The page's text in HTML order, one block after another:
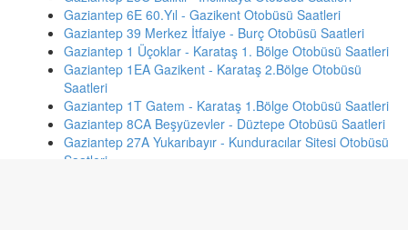
Gaziantep 6E 60.Yıl - Gazikent Otobüsü Saatleri
Gaziantep 39 Merkez İtfaiye - Burç Otobüsü Saatleri
Gaziantep 1 Üçoklar - Karataş 1. Bölge Otobüsü Saatleri
Gaziantep 1EA Gazikent - Karataş 2.Bölge Otobüsü
Saatleri
Gaziantep 1T Gatem - Karataş 1.Bölge Otobüsü Saatleri
Gaziantep 8CA Beşyüzevler - Düztepe Otobüsü Saatleri
Gaziantep 27A Yukarıbayır - Kunduracılar Sitesi Otobüsü
Saatleri